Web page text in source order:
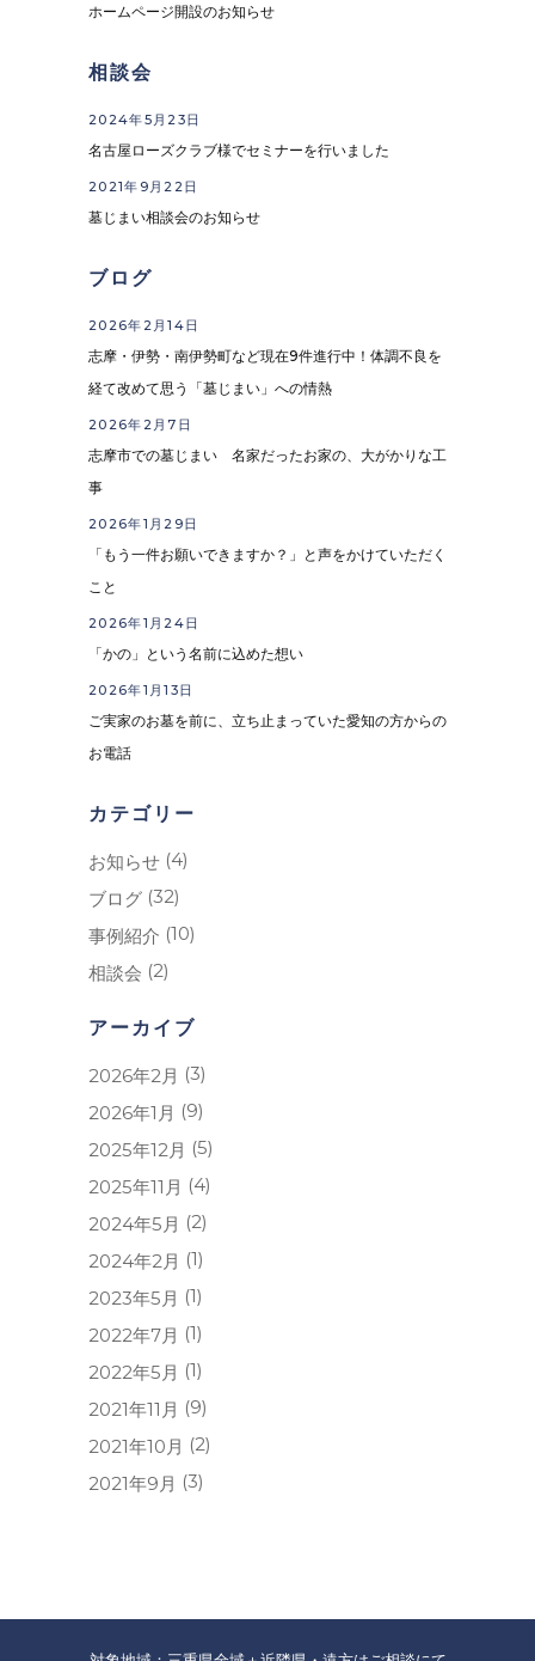
ホームページ開設のお知らせ
相談会
2024年5月23日
名古屋ローズクラブ様でセミナーを行いました
2021年9月22日
墓じまい相談会のお知らせ
ブログ
2026年2月14日
志摩・伊勢・南伊勢町など現在9件進行中！体調不良を
経て改めて思う「墓じまい」への情熱
2026年2月7日
志摩市での墓じまい 名家だったお家の、大がかりな工
事
2026年1月29日
「もう一件お願いできますか？」と声をかけていただく
こと
2026年1月24日
「かの」という名前に込めた想い
2026年1月13日
ご実家のお墓を前に、立ち止まっていた愛知の方からの
お電話
カテゴリー
お知らせ (4)
ブログ (32)
事例紹介 (10)
相談会 (2)
アーカイブ
2026年2月 (3)
2026年1月 (9)
2025年12月 (5)
2025年11月 (4)
2024年5月 (2)
2024年2月 (1)
2023年5月 (1)
2022年7月 (1)
2022年5月 (1)
2021年11月 (9)
2021年10月 (2)
2021年9月 (3)